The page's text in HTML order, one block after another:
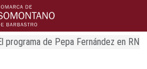
programa de Pepa Fernández en